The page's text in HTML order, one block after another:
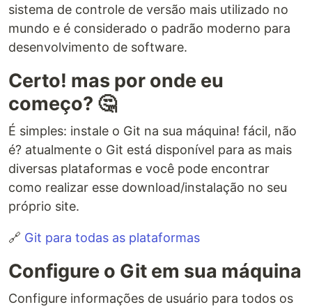
sistema de controle de versão mais utilizado no
mundo e é considerado o padrão moderno para
desenvolvimento de software.
Certo! mas por onde eu
começo? 🤔
É simples: instale o Git na sua máquina! fácil, não
é? atualmente o Git está disponível para as mais
diversas plataformas e você pode encontrar
como realizar esse download/instalação no seu
próprio site.
🔗 Git para todas as plataformas
Configure o Git em sua máquina
Configure informações de usuário para todos os